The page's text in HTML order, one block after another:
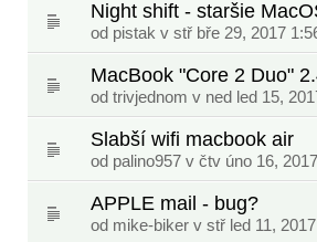
Night shift - staršie
od pistak v stř bře 29, 2017
MacBook "Core 2 Duo"
od trivjednom v ned led 15,
Slabší wifi macbook air
od palino957 v čtv úno 16,
APPLE mail - bug?
od mike-biker v stř led 11,